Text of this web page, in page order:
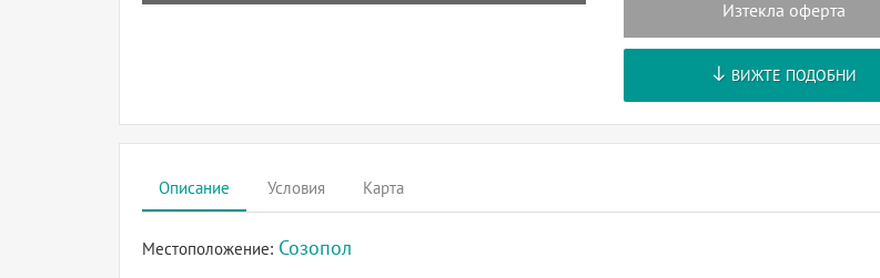
Изтекла оферта
ВИЖТЕ ПОДОБНИ
Описание Условия Карта
Местоположение: Созопол